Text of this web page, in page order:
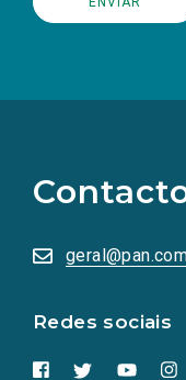
Redes sociais
redes
sociais
numa
nova